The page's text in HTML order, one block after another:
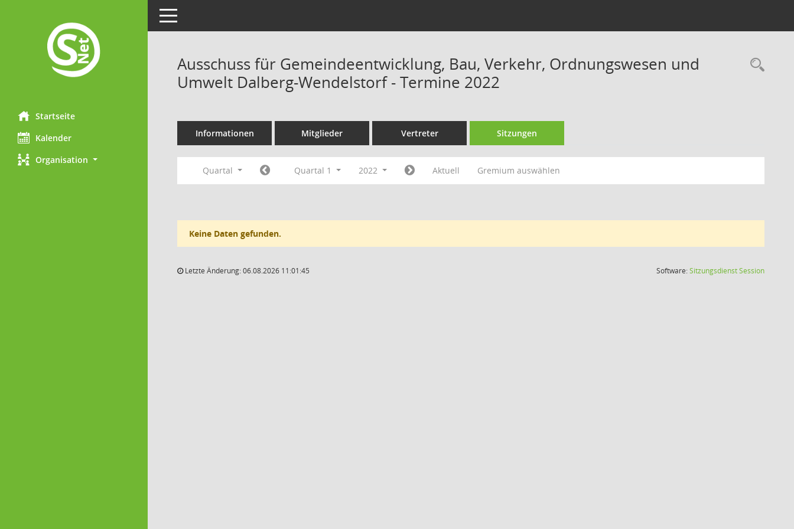
Startseite
Kalender
Organisation
Toggle navigation
Ausschuss für Gemeindeentwicklung, Bau, Verkehr, Ordnungswesen und
Umwelt Dalberg-Wendelstorf - Termine 2022
Informationen Mitglieder Vertreter Sitzungen
Quartal Quartal 1 2022 Aktuell Gremium auswählen
Keine Daten gefunden.
Letzte Änderung: 06.08.2026 11:01:45 Software:SitzungsdienstSession(Wird in